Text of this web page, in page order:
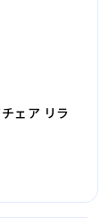
ェア リラ